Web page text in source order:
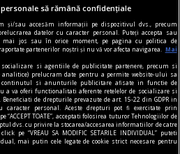
să rămână confidențiale
și/sau accesăm informații pe dispozitivul dvs., precum
datelor cu caracter personal. Puteți accepta sau
mai jos sau în orice moment, pe pagina cu politica de
partenerilor noștri și nu vă vor afecta navigarea.
Mai
si agentiile de publicitate partenere, precum si
prelucram date pentru a permite website-ului sa
continutul si anunturile publicitare afisate in functie de
a va oferi functionalitati aferente retelelor de socializare si
de drepturile prevazute de art. 15-22 din GDPR in
caracter personal. Aceste drepturi pot fi exercitate prin
“ACCEPT TOATE”, acceptati folosirea tuturor Tehnologiilor de
dvs. cu privire la stocarea/accesarea informatiilor de catre
pe “VREAU SA MODIFIC SETARILE INDIVIDUAL” puteti
mai putin cele legate de cookie strict necesare pentru